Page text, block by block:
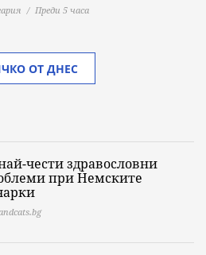
Преди 5 часа
ОТ ДНЕС
чести здравословни
при Немските